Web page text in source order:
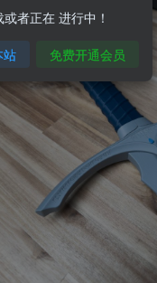
者正在 进行中！
站 免费开通会员